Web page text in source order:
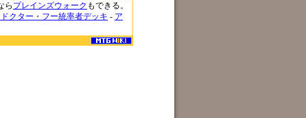
ら プレインズウォーク もできる。
クター・フー統率者デッキ - ア